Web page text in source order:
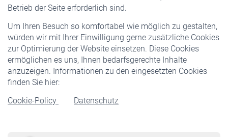
Betrieb der Seite erforderlich sind.
Um Ihren Besuch so komfortabel wie möglich zu gestalten,
würden wir mit Ihrer Einwilligung gerne zusätzliche Cookies
zur Optimierung der Website einsetzen. Diese Cookies
ermöglichen es uns, Ihnen bedarfsgerechte Inhalte
anzuzeigen. Informationen zu den eingesetzten Cookies
finden Sie hier:
Cookie-Policy
Datenschutz
Staatliche Förderung
Veranstaltungen
Rentner
Rentenbeginn
Rente beantragen